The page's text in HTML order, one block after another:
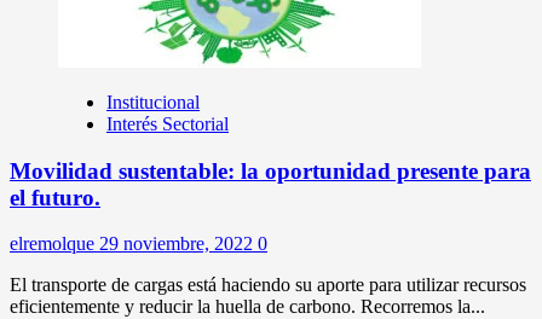
Institucional
Interés Sectorial
Movilidad sustentable: la oportunidad presente para
el futuro.
elremolque 29 noviembre, 2022 0
El transporte de cargas está haciendo su aporte para utilizar recursos
eficientemente y reducir la huella de carbono. Recorremos la...